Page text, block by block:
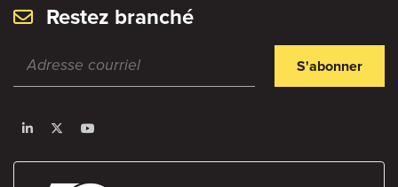
Restez branché
S'abonner